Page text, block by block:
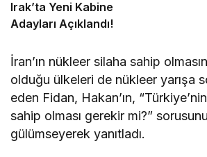
Irak’ta Yeni Kabine
Adayları Açıklandı!
İran’ın nükleer silaha sahip
olduğu ülkeleri de nükleer yarışa
eden Fidan, Hakan’ın,
sahip olması gerekir mi?”
gülümseyerek yanıtladı.